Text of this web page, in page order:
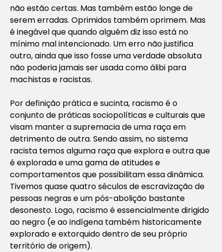
não estão certas. Mas também estão longe de
serem erradas. Oprimidos também oprimem. Mas
é inegável que quando alguém diz isso está no
mínimo mal intencionado. Um erro não justifica
outro, ainda que isso fosse uma verdade absoluta
não poderia jamais ser usada como álibi para
machistas e racistas.
Por definição prática e sucinta, racismo é o
conjunto de práticas sociopolíticas e culturais que
visam manter a supremacia de uma raça em
detrimento de outra. Sendo assim, no sistema
racista temos alguma raça que explora e outra que
é explorada e uma gama de atitudes e
comportamentos que possibilitam essa dinâmica.
Tivemos quase quatro séculos de escravização de
pessoas negras e um pós-abolição bastante
desonesto. Logo, racismo é essencialmente dirigido
ao negro (e ao indígena também historicamente
explorado e extorquido dentro de seu próprio
território de origem).